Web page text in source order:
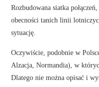
Rozbudowana siatka
obecności tanich linii
sytuację.
Oczywiście, podobnie w
Alzacja, Normandia), w
Dlatego nie można opisać i